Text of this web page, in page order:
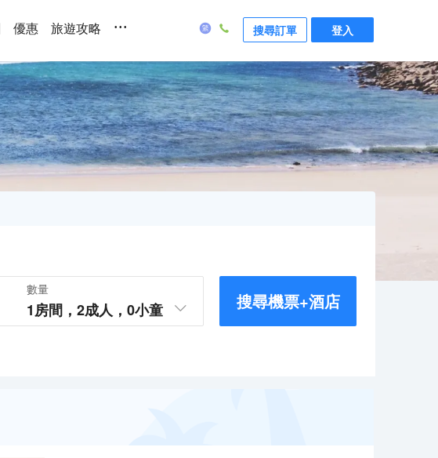
優惠 旅遊攻略 ... 搜尋訂單 登入
數量
1房間， 2成人， 0小童 搜尋機票+酒店